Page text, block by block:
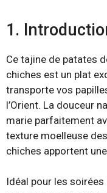
1.
Ce tajine de patates
chiches est un plat
transporte vos
l’Orient. La douceur
marie parfaitement
texture moelleuse
chiches apportent
Idéal pour les soirées